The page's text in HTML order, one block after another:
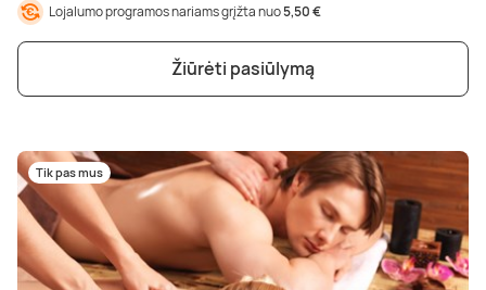
Lojalumo programos nariams grįžta nuo5,50 €
Žiūrėti pasiūlymą
Tik pas mus